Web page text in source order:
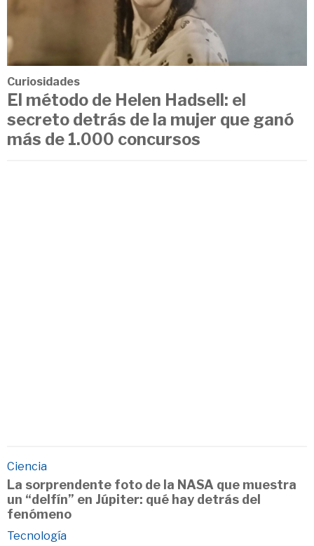
Curiosidades
El método de Helen Hadsell: el
secreto detrás de la mujer que ganó
más de 1.000 concursos
Ciencia
La sorprendente foto de la NASA que muestra
un “delfín” en Júpiter: qué hay detrás del
fenómeno
Tecnología